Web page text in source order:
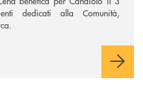
dedicati alla Comunità,